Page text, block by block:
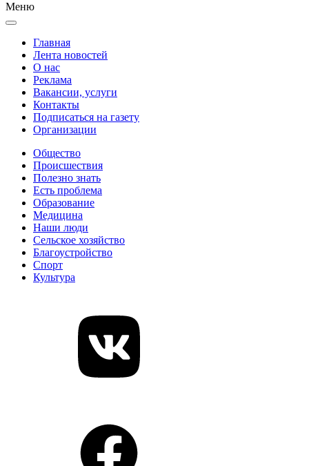
Меню
Главная
Лента новостей
О нас
Реклама
Вакансии, услуги
Контакты
Подписаться на газету
Организации
Общество
Происшествия
Полезно знать
Есть проблема
Образование
Медицина
Наши люди
Сельское хозяйство
Благоустройство
Спорт
Культура